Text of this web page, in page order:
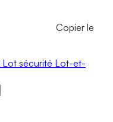
Copier le
Lot sécurité Lot-et-